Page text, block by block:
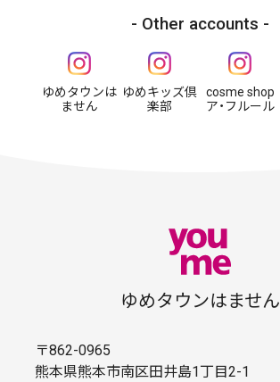
Other accounts
ゆめタウンは
ません
ゆめキッズ倶
楽部
cosme shop
ア・フルール
ゆめタウンはません
〒862-0965
熊本県熊本市南区田井島1丁目2-1